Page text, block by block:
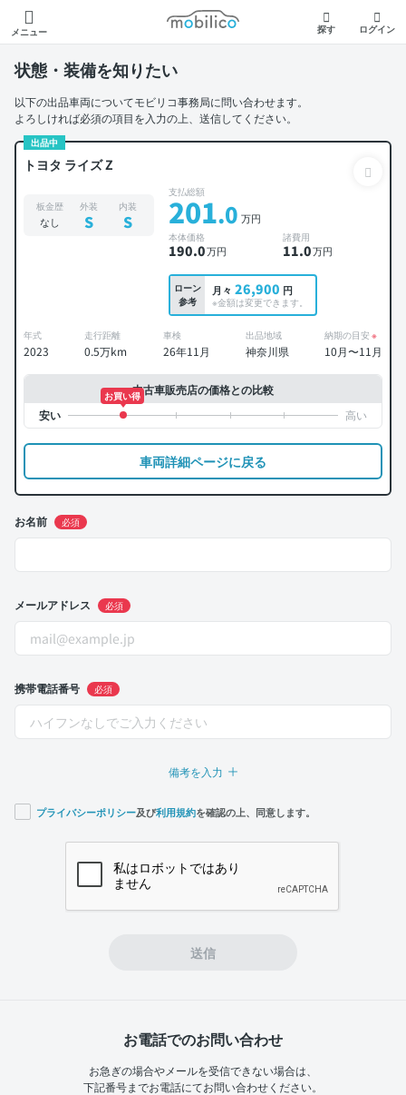
メニュー
モビリコ
探す ログイン
状態・装備を知りたい
以下の出品車両についてモビリコ事務局に問い合わせます。
よろしければ必須の項目を入力の上、送信してください。
出品中
トヨタ ライズ Z
板金歴
なし
外装
S
内装
S
支払総額
201.0 万円
本体価格
190.0万円
諸費用
11.0万円
ローン
参考
月々 26,900 円
※金額は変更できます。
年式
2023
走行距離
0.5万km
車検
26年11月
出品地域
神奈川県
納期の目安 ※
10月〜11月
中古車販売店の価格との比較
お買い得
車両詳細ページに戻る
お名前 必須
メールアドレス 必須
携帯電話番号 必須
備考を入力
プライバシーポリシー及び利用規約を確認の上、同意します。
送信
お電話でのお問い合わせ
お急ぎの場合やメールを受信できない場合は、
下記番号までお電話にてお問い合わせください。